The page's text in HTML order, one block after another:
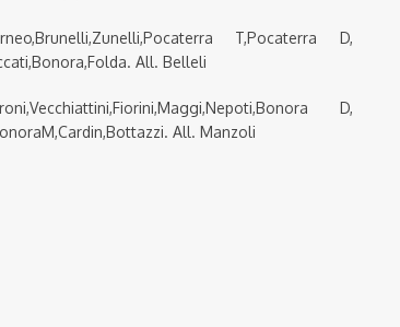
T,Pocaterra D,
All. Belleli
D,
All. Manzoli